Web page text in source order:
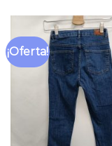
¡Oferta!